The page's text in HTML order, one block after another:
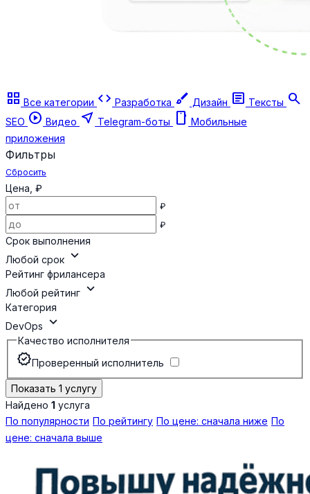
grid_view Все категории code Разработка brush Дизайн article Тексты search
SEO play_circle Видео near_me Telegram-боты smartphone Мобильные
приложения
Фильтры
Сбросить
Цена, ₽
₽
₽
Срок выполнения
Любой срок expand_more
Рейтинг фрилансера
Любой рейтинг expand_more
Категория
DevOps expand_more
Качество исполнителя
verifiedПроверенный исполнитель
Показать 1 услугу
Найдено 1 услуга
По популярности По рейтингу По цене: сначала ниже По
цене: сначала выше